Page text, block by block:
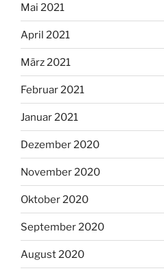
Mai 2021
April 2021
März 2021
Februar 2021
Januar 2021
Dezember 2020
November 2020
Oktober 2020
September 2020
August 2020